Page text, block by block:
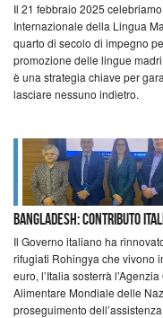
Il 21 febbraio 2025
Internazionale della Lingua
quarto di secolo di impegno
promozione delle lingue
è una strategia chiave per
lasciare nessuno indietro.
Bangladesh: Contributo
Il Governo italiano ha
rifugiati Rohingya che vivono
euro, l’Italia sosterrà
Alimentare Mondiale delle
proseguimento